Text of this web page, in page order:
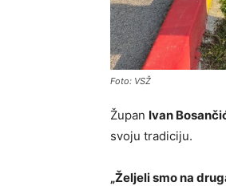
Foto: VSŽ
Župan Ivan
svoju tradiciju.
„Željeli smo na